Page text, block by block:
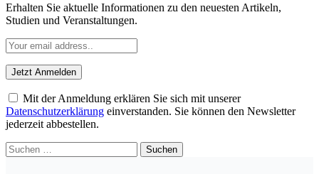
Erhalten Sie aktuelle Informationen zu den neuesten Artikeln,
Studien und Veranstaltungen.
Mit der Anmeldung erklären Sie sich mit unserer
Datenschutzerklärung einverstanden. Sie können den Newsletter
jederzeit abbestellen.
Suchen
nach: